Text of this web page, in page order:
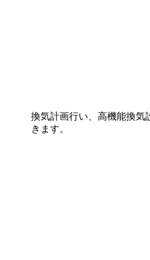
換気計画行い、高機能換気
きます。